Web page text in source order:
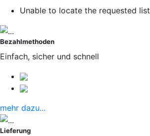
Unable to locate the requested list
Bezahlmethoden
Einfach, sicher und schnell
mehr dazu...
Lieferung